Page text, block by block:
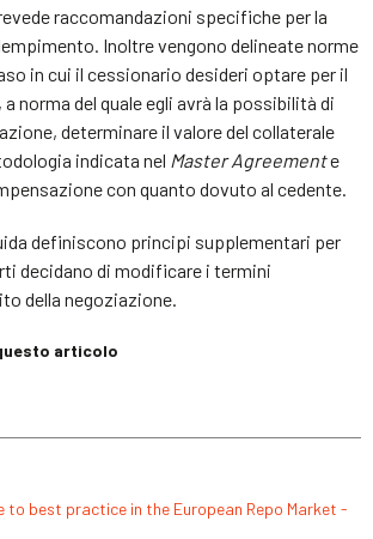
raccomandazioni specifiche per la
Inoltre vengono delineate norme
in cui il cessionario desideri optare per il
a norma del quale egli avrà la possibilità di
determinare il valore del collaterale
indicata nel Master Agreemente
con quanto dovuto al cedente.
definiscono principi supplementari per
decidano di modificare i termini
della negoziazione.
articolo
to best practice in the European Repo Market -